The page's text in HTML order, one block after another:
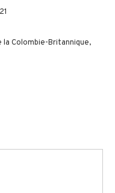
Colombie-Britannique,